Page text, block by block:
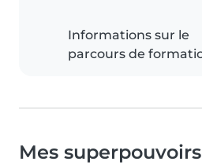
Informations sur le
parcours de
Mes